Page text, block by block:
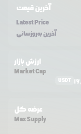
آخرین قیمت
Latest Price
آخرین به‌روزسانی
ارزش بازار
Market Cap
USDT
عرضه کل
Max Supply